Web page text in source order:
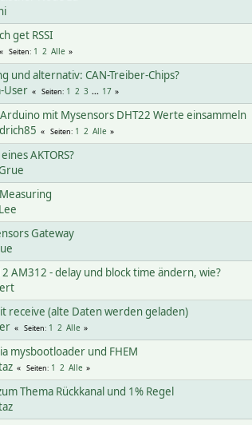
get RSSI
Seiten 1 2 Alle
und alternativ: CAN-Treiber-Chips?
User Seiten 1 2 3 ... 17
mit Mysensors DHT22 Werte einsammeln
Seiten 1 2 Alle
AKTORS?
Gateway
AM312 - delay und block time ändern, wie?
receive (alte Daten werden geladen)
Seiten 1 2 Alle
mysbootloader und FHEM
Seiten 1 2 Alle
Thema Rückkanal und 1% Regel